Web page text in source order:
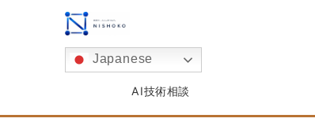
Japanese
AI技術相談